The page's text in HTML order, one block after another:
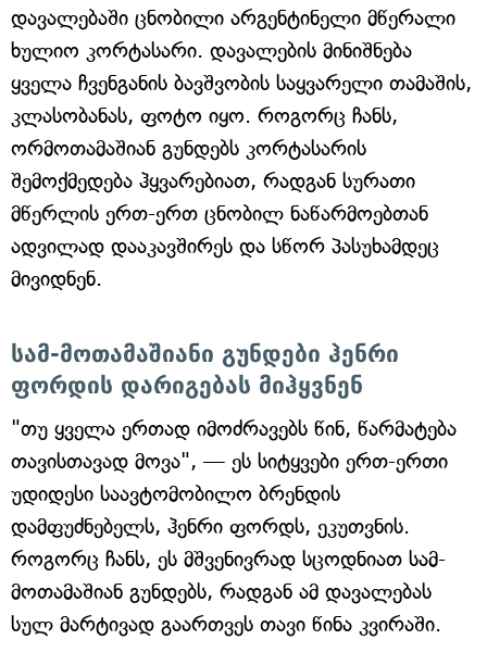
დავალებაში ცნობილი არგენტინელი მწერალი
ხულიო კორტასარი. დავალების მინიშნება
ყველა ჩვენგანის ბავშვობის საყვარელი თამაშის,
კლასობანას, ფოტო იყო. როგორც ჩანს,
ორმოთამაშიან გუნდებს კორტასარის
შემოქმედება ჰყვარებიათ, რადგან სურათი
მწერლის ერთ-ერთ ცნობილ ნაწარმოებთან
ადვილად დააკავშირეს და სწორ პასუხამდეც
მივიდნენ.
სამ-მოთამაშიანი გუნდები ჰენრი
ფორდის დარიგებას მიჰყვნენ
"თუ ყველა ერთად იმოძრავებს წინ, წარმატება
თავისთავად მოვა", — ეს სიტყვები ერთ-ერთი
უდიდესი საავტომობილო ბრენდის
დამფუძნებელს, ჰენრი ფორდს, ეკუთვნის.
როგორც ჩანს, ეს მშვენივრად სცოდნიათ სამ-
მოთამაშიან გუნდებს, რადგან ამ დავალებას
სულ მარტივად გაართვეს თავი წინა კვირაში.